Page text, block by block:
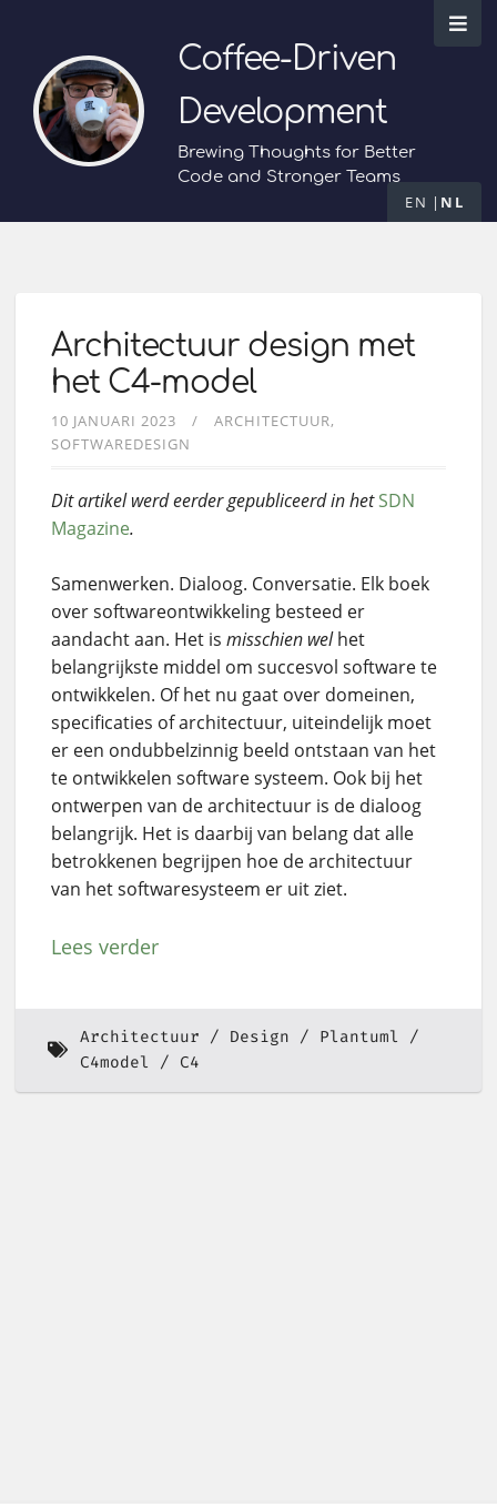
Coffee-Driven
Development
Brewing Thoughts for Better
Code and Stronger Teams
EN NL
Architectuur design met
het C4-model
10 JANUARI 2023
ARCHITECTUUR
SOFTWAREDESIGN
Dit artikel werd eerder gepubliceerd in hetSDN
Magazine.
Samenwerken. Dialoog. Conversatie. Elk boek
over softwareontwikkeling besteed er
aandacht aan. Het is misschien welhet
belangrijkste middel om succesvol software te
ontwikkelen. Of het nu gaat over domeinen,
specificaties of architectuur, uiteindelijk moet
er een ondubbelzinnig beeld ontstaan van het
te ontwikkelen software systeem. Ook bij het
ontwerpen van de architectuur is de dialoog
belangrijk. Het is daarbij van belang dat alle
betrokkenen begrijpen hoe de architectuur
van het softwaresysteem er uit ziet.
Lees verder
Architectuur Design
Plantuml
C4model
C4